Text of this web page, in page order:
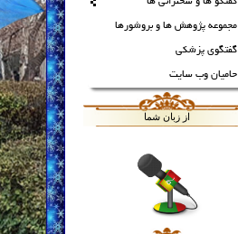
مجموعه پژوهش ها و بروشورها
گفتگوی پزشکی
حامیان وب سایت
از زبان شما